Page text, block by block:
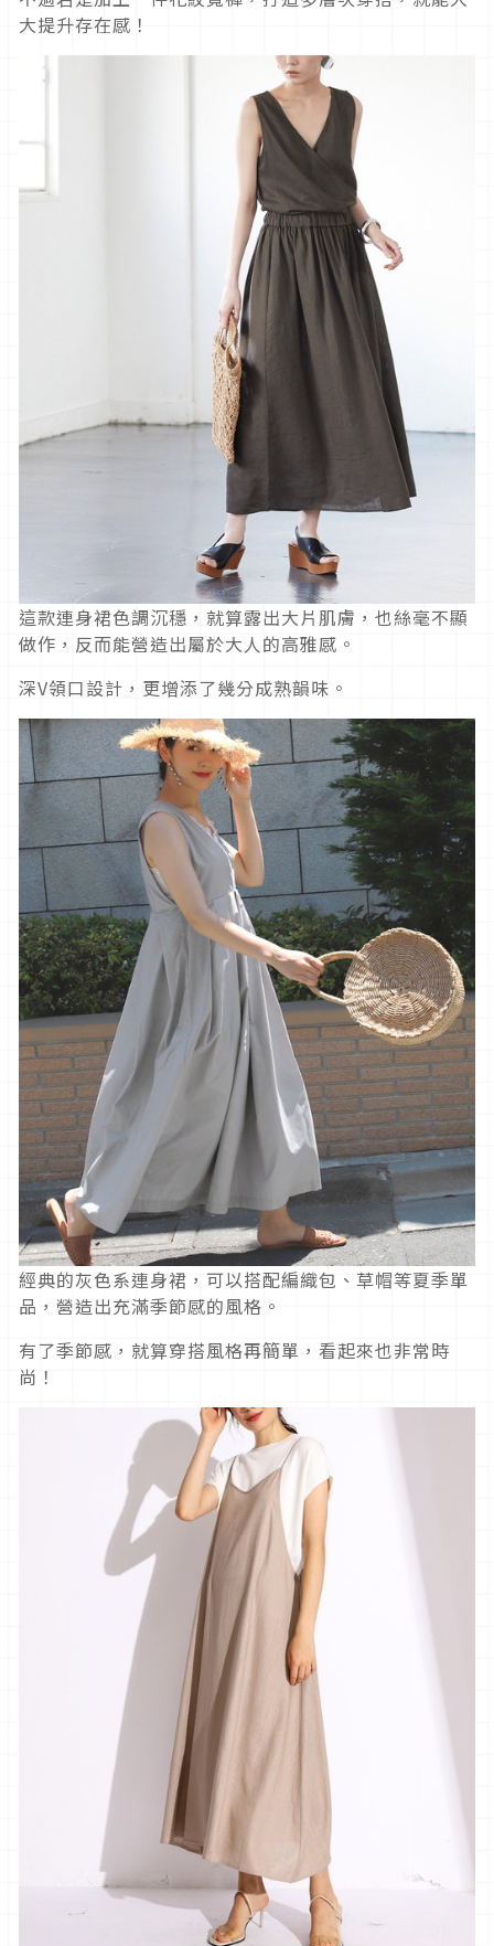
大提升存在感！
這款連身裙色調沉穩，就算露出大片肌膚，也絲毫不顯
做作，反而能營造出屬於大人的高雅感。
深V領口設計，更增添了幾分成熟韻味。
經典的灰色系連身裙，可以搭配編織包、草帽等夏季單
品，營造出充滿季節感的風格。
有了季節感，就算穿搭風格再簡單，看起來也非常時
尚！